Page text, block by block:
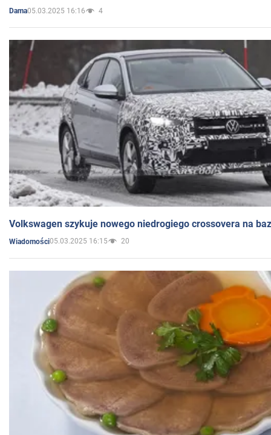
Dama05.03.2025 16:16 4
Volkswagen szykuje nowego niedrogiego crossovera na
Wiadomości05.03.2025 16:15 20